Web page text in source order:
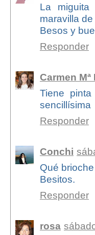
La
maravilla
Besos y
Responder
Carmen Mª
Tiene
sencillísima
Responder
Conchi
Qué
Besitos.
Responder
rosa